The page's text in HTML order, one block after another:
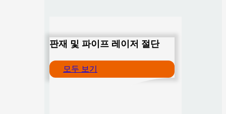
판재 및 파이프 레이저 절단
모두 보기